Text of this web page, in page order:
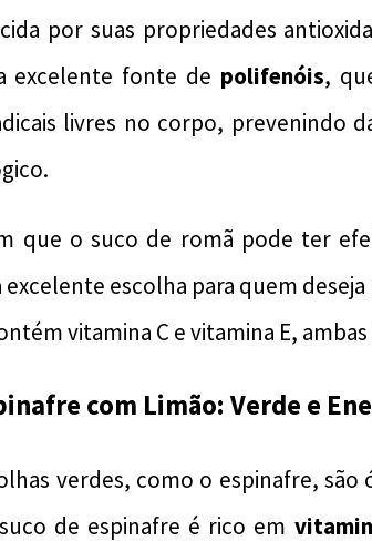
por suas propriedades
excelente fonte de polifenóis,
livres no corpo, prevenindo
que o suco de romã pode ter
escolha para quem
vitamina C e vitamina E,
com Limão: Verde e
verdes, como o espinafre,
de espinafre é rico em